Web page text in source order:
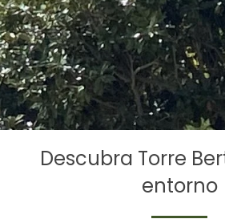
Descubra Torre
entorno